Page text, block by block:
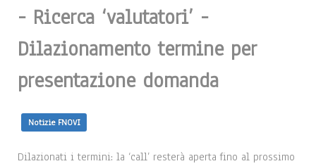
- Ricerca ‘valutatori’ -
Dilazionamento termine per
presentazione domanda
Notizie FNOVI
Dilazionati i termini: la ‘call’ resterà aperta fino al prossimo